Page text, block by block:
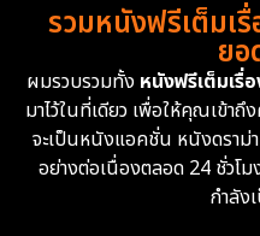
Family ครอบครัว
Fantasy จินตนาการ
Fiction
รวมหนังฟรีเต็มเ
ย
ผมรวบรวมทั้ง หนังฟรีเต็มเรื่
มาไว้ในที่เดียว เพื่อให้คุณเข้าถึ
จะเป็นหนังแอคชั่น หนังดราม่
อย่างต่อเนื่องตลอด 24 ชั่วโ
กำลัง